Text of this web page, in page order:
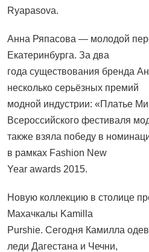
Ryapasova.
Анна Ряпасова — молодой
Екатеринбурга. За два
года существования бренда
несколько серьёзных премий
модной индустрии: «Платье
Всероссийского фестиваля
также взяла победу в
в рамках Fashion New
Year awards 2015.
Новую коллекцию в столице
Махачкалы Kamilla
Purshie. Сегодня Камилла
леди Дагестана и Чечни,